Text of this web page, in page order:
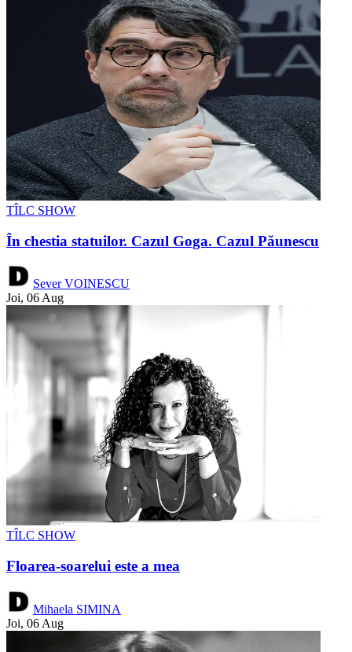
TÎLC SHOW
În chestia statuilor. Cazul Goga. Cazul Păunescu
Sever VOINESCU
Joi, 06 Aug
TÎLC SHOW
Floarea-soarelui este a mea
Mihaela SIMINA
Joi, 06 Aug